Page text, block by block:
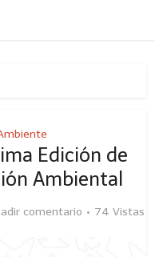
Edición de
Ambiental
comentario 74 Vistas